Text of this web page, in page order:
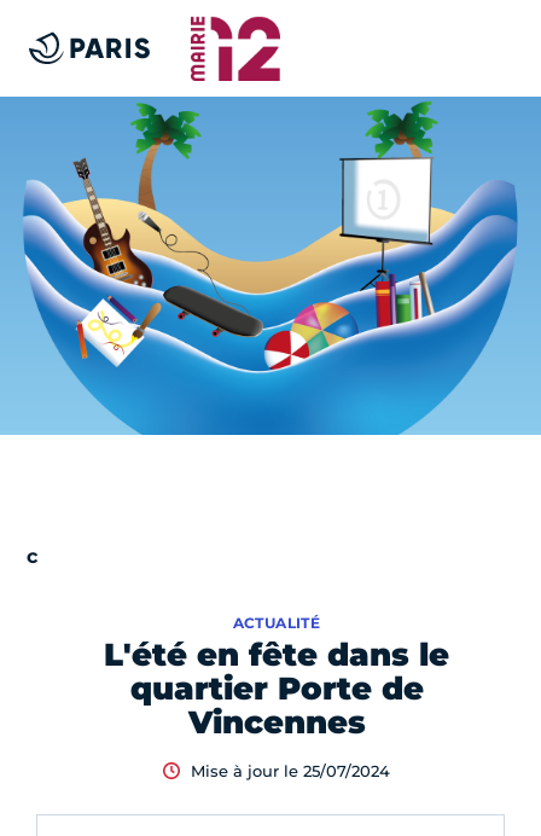
L'été en fête dans le
quartier Porte de
Vincennes
ACTUALITÉ
Mise à jour le 25/07/2024